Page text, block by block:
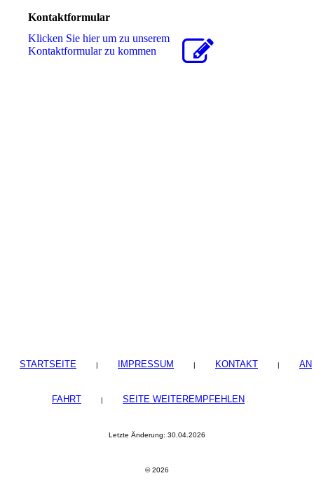
Kontaktformular
Klicken Sie hier um zu unserem
Kon­takt­for­mu­lar zu kommen
STARTSEITE | IMPRESSUM | KONTAKT | AN
FAHRT | SEITE WEITEREMPFEHLEN
Letzte Änderung: 30.04.2026
© 2026